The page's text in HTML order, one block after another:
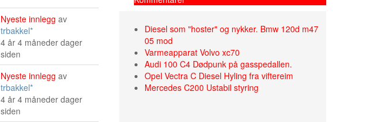
Nyeste innlegg av
trbakkel*
4 år 4 måneder dager
siden
Nyeste innlegg av
trbakkel*
4 år 4 måneder dager
siden
Diesel som "hoster" og nykker. Bmw 120d m47
05 mod
Varmeapparat Volvo xc70
Audi 100 C4 Dødpunk på gasspedallen.
Opel Vectra C Diesel Hyling fra viftereim
Mercedes C200 Ustabil styring